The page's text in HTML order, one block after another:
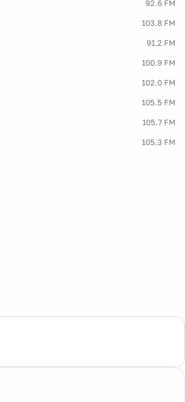
92.6 FM
103.8 FM
91.2 FM
100.9 FM
102.0 FM
105.5 FM
105.7 FM
105.3 FM